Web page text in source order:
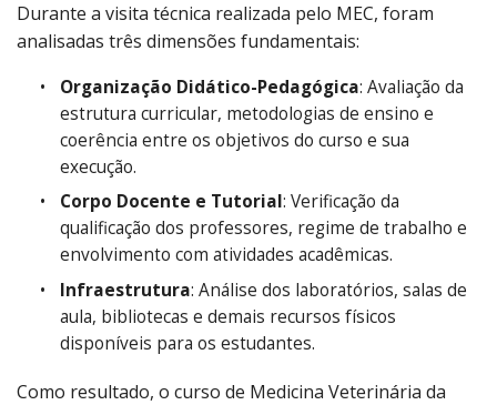
Durante a visita técnica realizada pelo MEC, foram
analisadas três dimensões fundamentais:
Organização Didático-Pedagógica: Avaliação da
estrutura curricular, metodologias de ensino e
coerência entre os objetivos do curso e sua
execução.
Corpo Docente e Tutorial: Verificação da
qualificação dos professores, regime de trabalho e
envolvimento com atividades acadêmicas.
Infraestrutura: Análise dos laboratórios, salas de
aula, bibliotecas e demais recursos físicos
disponíveis para os estudantes.
Como resultado, o curso de Medicina Veterinária da